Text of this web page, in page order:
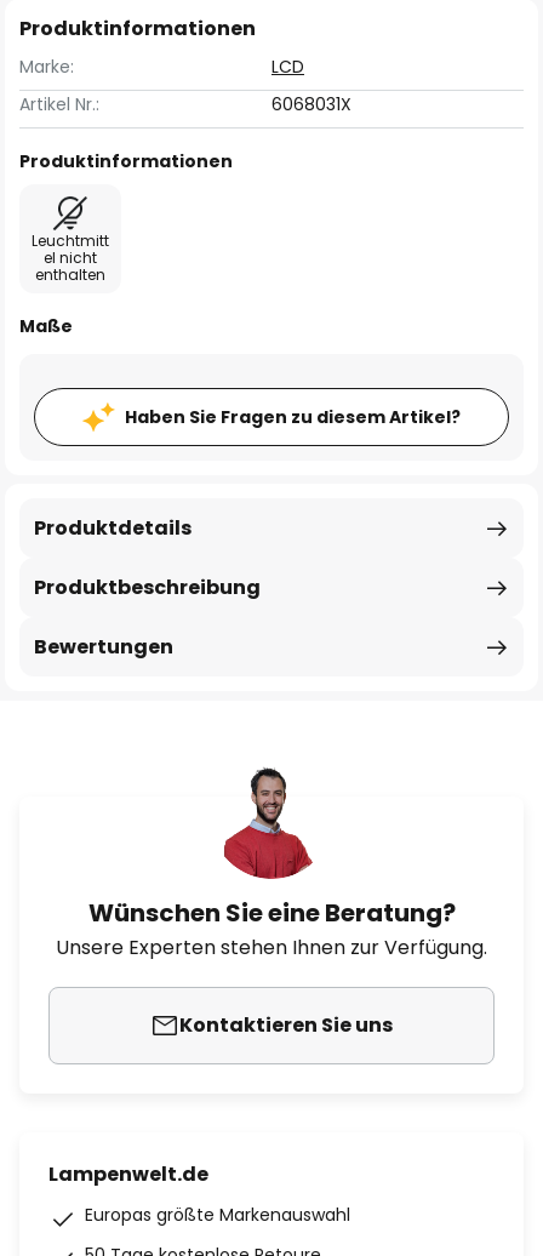
Produktinformationen
Marke:
LCD
Artikel Nr.:
6068031X
Produktinformationen
Leuchtmitt
el nicht
enthalten
Maße
Haben Sie Fragen zu diesem Artikel?
Produktbeschreibung
Produktdetails
Bewertungen
Wünschen Sie eine Beratung?
Unsere Experten stehen Ihnen zur Verfügung.
Kontaktieren Sie uns
Lampenwelt.de
Europas größte Markenauswahl